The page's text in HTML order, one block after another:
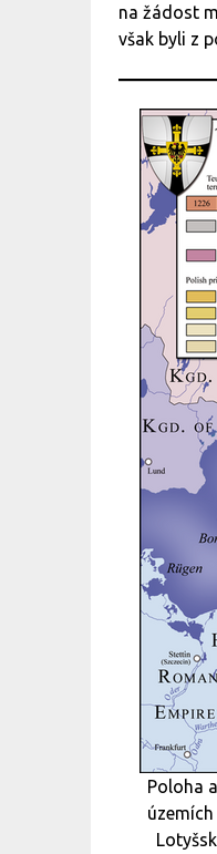
na žádost
však byli z
Poloha